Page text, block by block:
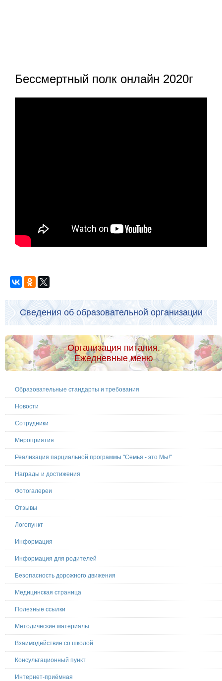
Бессмертный полк онлайн 2020г
Сведения об образовательной организации
Организация питания.
Ежедневные меню
Образовательные стандарты и требования
Новости
Сотрудники
Мероприятия
Реализация парциальной программы "Семья - это Мы!"
Награды и достижения
Фотогалереи
Отзывы
Логопункт
Информация
Информация для родителей
Безопасность дорожного движения
Медицинская страница
Полезные ссылки
Методические материалы
Взаимодействие со школой
Консультационный пункт
Интернет-приёмная